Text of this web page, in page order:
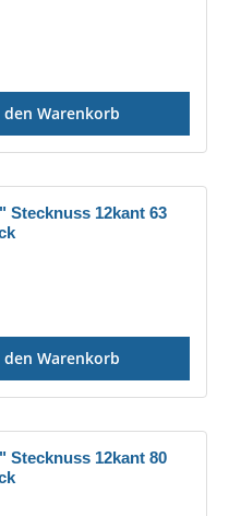
den Warenkorb
Stecknuss 12kant 63
den Warenkorb
Stecknuss 12kant 80